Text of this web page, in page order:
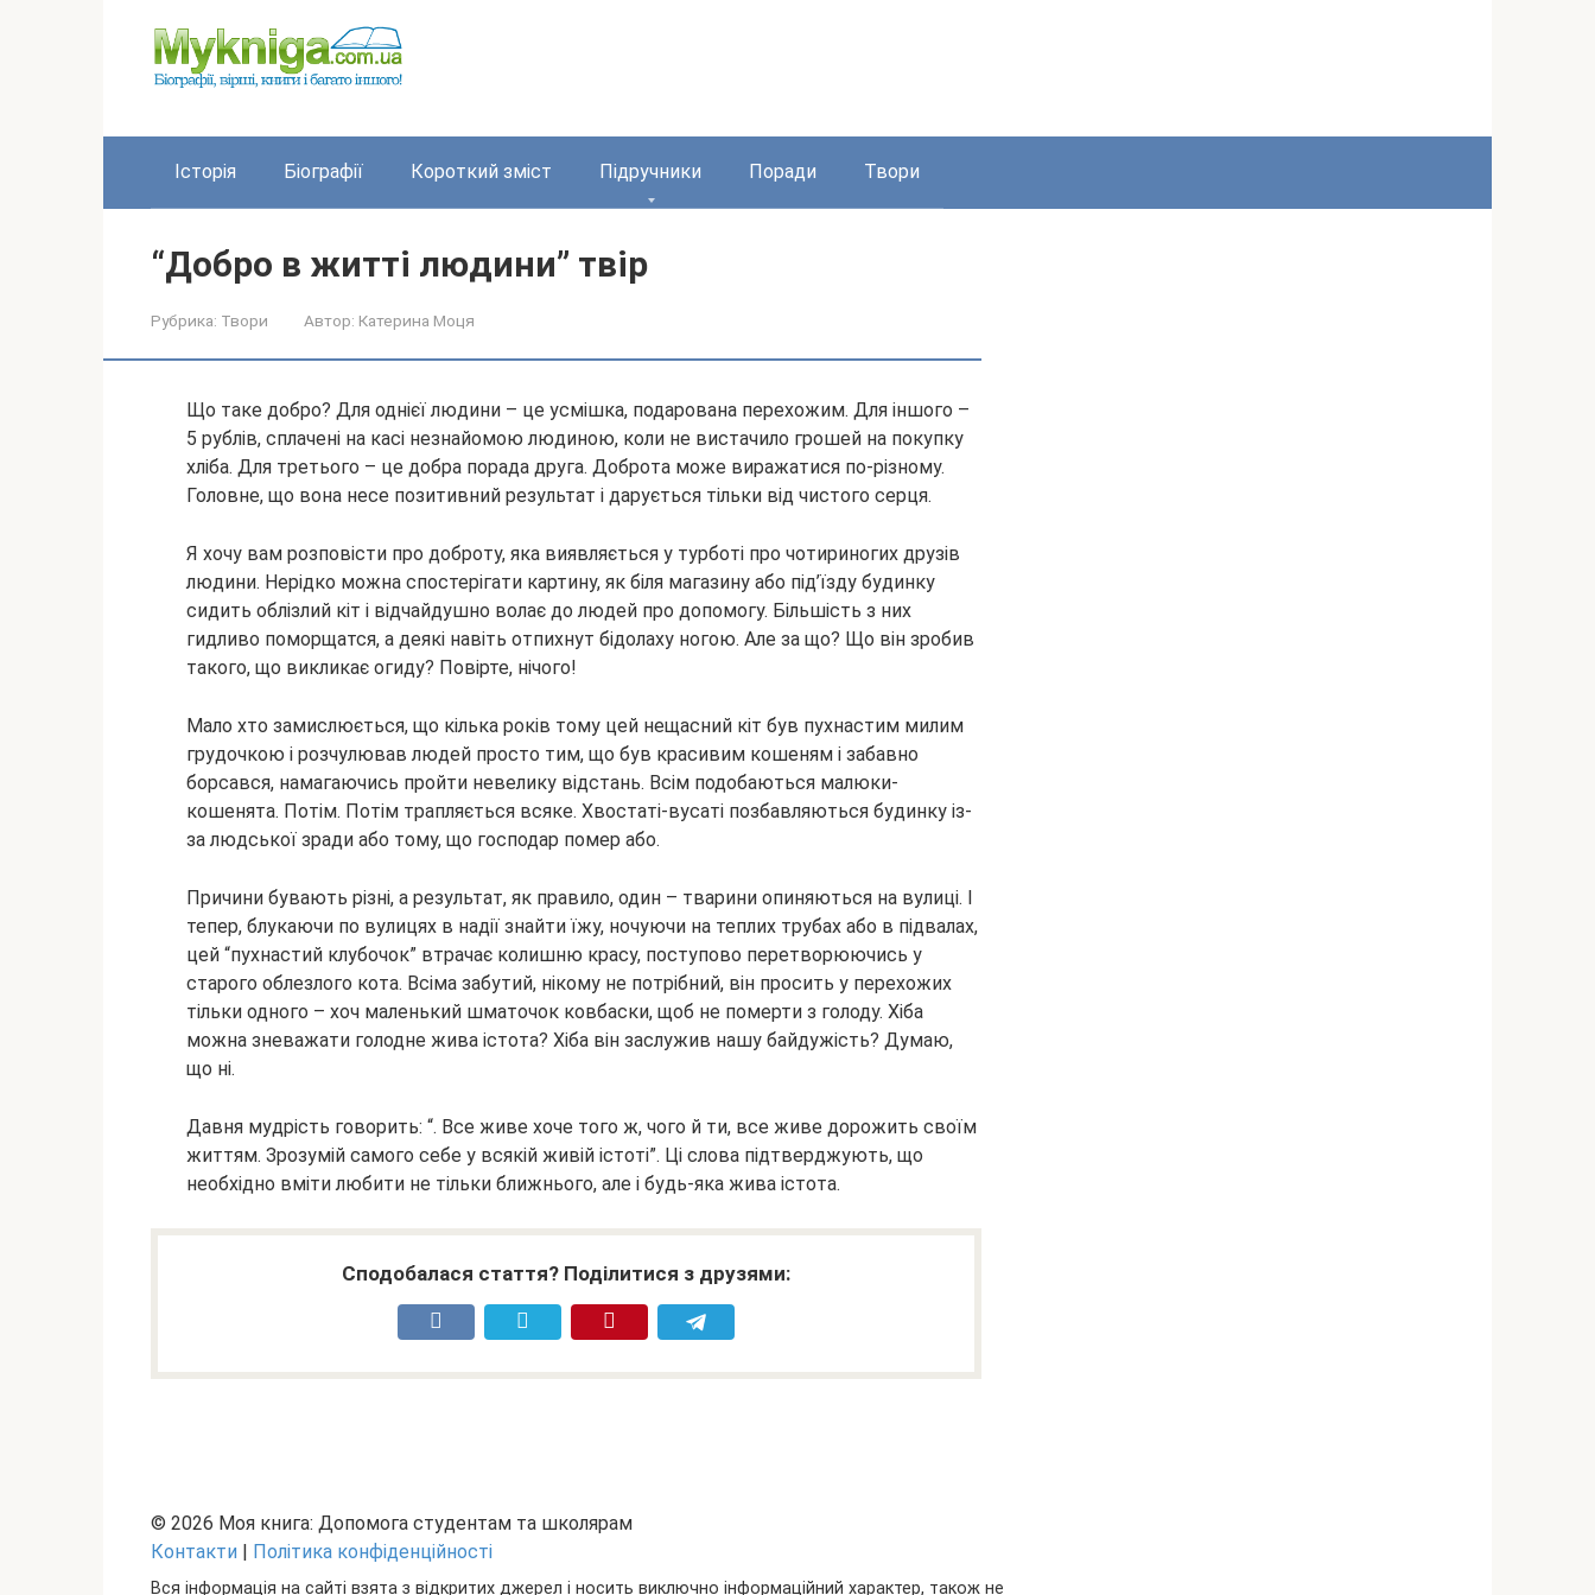
Історія Біографії Короткий зміст Підручники Поради Твори
“Добро в житті людини” твір
Рубрика: Твори Автор: Катерина Моця
Що таке добро? Для однієї людини – це усмішка, подарована перехожим. Для іншого –
5 рублів, сплачені на касі незнайомою людиною, коли не вистачило грошей на покупку
хліба. Для третього – це добра порада друга. Доброта може виражатися по-різному.
Головне, що вона несе позитивний результат і дарується тільки від чистого серця.
Я хочу вам розповісти про доброту, яка виявляється у турботі про чотириногих друзів
людини. Нерідко можна спостерігати картину, як біля магазину або під’їзду будинку
сидить облізлий кіт і відчайдушно волає до людей про допомогу. Більшість з них
гидливо поморщатся, а деякі навіть отпихнут бідолаху ногою. Але за що? Що він зробив
такого, що викликає огиду? Повірте, нічого!
Мало хто замислюється, що кілька років тому цей нещасний кіт був пухнастим милим
грудочкою і розчулював людей просто тим, що був красивим кошеням і забавно
борсався, намагаючись пройти невелику відстань. Всім подобаються малюки-
кошенята. Потім. Потім трапляється всяке. Хвостаті-вусаті позбавляються будинку із-
за людської зради або тому, що господар помер або.
Причини бувають різні, а результат, як правило, один – тварини опиняються на вулиці. І
тепер, блукаючи по вулицях в надії знайти їжу, ночуючи на теплих трубах або в підвалах,
цей “пухнастий клубочок” втрачає колишню красу, поступово перетворюючись у
старого облезлого кота. Всіма забутий, нікому не потрібний, він просить у перехожих
тільки одного – хоч маленький шматочок ковбаски, щоб не померти з голоду. Хіба
можна зневажати голодне жива істота? Хіба він заслужив нашу байдужість? Думаю,
що ні.
Давня мудрість говорить: “. Все живе хоче того ж, чого й ти, все живе дорожить своїм
життям. Зрозумій самого себе у всякій живій істоті”. Ці слова підтверджують, що
необхідно вміти любити не тільки ближнього, але і будь-яка жива істота.
Сподобалася стаття? Поділитися з друзями:
© 2026 Моя книга: Допомога студентам та школярам
Контакти | Політика конфіденційності
Вся інформація на сайті взята з відкритих джерел і носить виключно інформаційний характер, також не